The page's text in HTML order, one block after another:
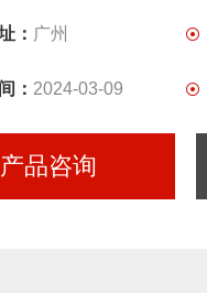
： 广州
： 2024-03-09
产品咨询